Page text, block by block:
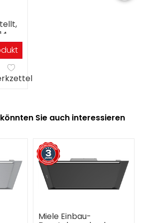
Sie auch interessieren
Miele Einbau-